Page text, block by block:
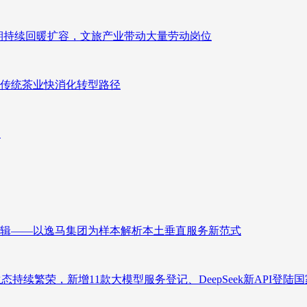
续回暖扩容，文旅产业带动大量劳动岗位
统茶业快消化转型路径
——以逸马集团为样本解析本土垂直服务新范式
续繁荣，新增11款大模型服务登记、DeepSeek新API登陆